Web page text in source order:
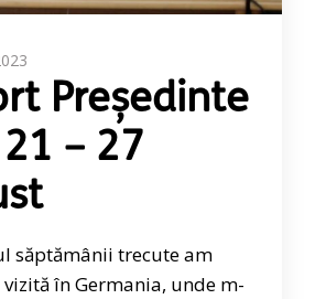
Președinte
– 27
săptămânii trecute am
în Germania, unde m-